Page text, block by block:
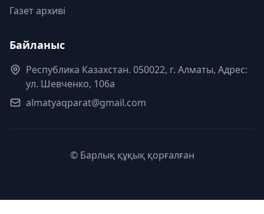
Газет архиві
Байланыс
Республика Казахстан. 050022, г. Алматы, Адрес:
ул. Шевченко, 106а
almatyaqparat@gmail.com
© Барлық құқық қорғалған